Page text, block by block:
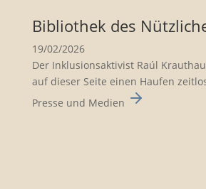
Biblio­thek des
19/02/2026
Der Inklusionsaktivist Raúl
auf dieser Seite einen Haufen
Presse und Medien